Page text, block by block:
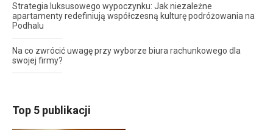
Strategia luksusowego wypoczynku: Jak niezależne
apartamenty redefiniują współczesną kulturę podróżowania na
Podhalu
Na co zwrócić uwagę przy wyborze biura rachunkowego dla
swojej firmy?
Top 5 publikacji